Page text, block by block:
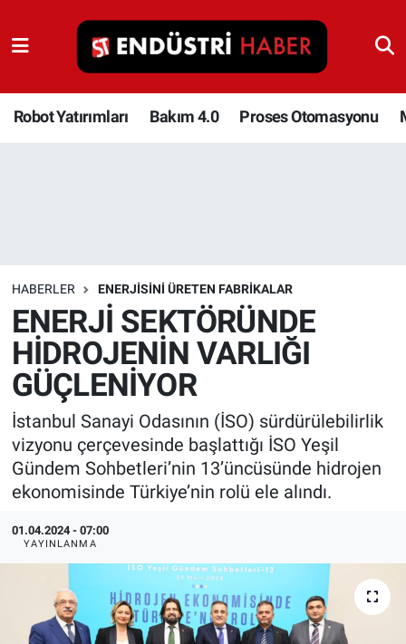
Robot Yatırımları Bakım 4.0 Proses Otomasyonu
HABERLER ENERJISINI ÜRETEN FABRIKALAR
ENERJİ SEKTÖRÜNDE
HİDROJENİN VARLIĞI
GÜÇLENİYOR
İstanbul Sanayi Odasının (İSO) sürdürülebilirlik
vizyonu çerçevesinde başlattığı İSO Yeşil
Gündem Sohbetleri’nin 13’üncüsünde hidrojen
ekonomisinde Türkiye’nin rolü ele alındı.
01.04.2024 - 07:00
YAYINLANMA
Robot Yatırımları
Bakım 4.0
Depolama Çözümleri
İnşaat ve Malzeme
HaberOrtak
EndüstriST
Enerjisini Üreten Fabrikalar
Endüstri 4.0 Uygulamaları
Ağır Sanayi Çözümleri